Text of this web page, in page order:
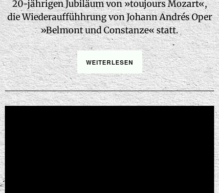
20-jährigen Jubiläum von »toujours Mozart«,
die Wiederauffühhrung von Johann Andrés Oper
»Belmont und Constanze« statt.
WEITERLESEN